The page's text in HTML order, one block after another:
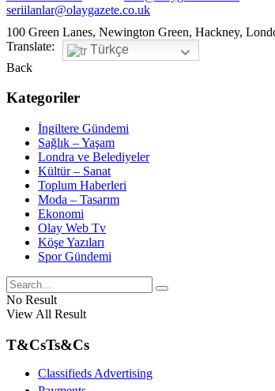
seriilanlar@olaygazete.co.uk
100 Green Lanes, Newington Green, Hackney,
Translate:
Türkçe
Back
Kategoriler
İngiltere Gündemi
Sağlık – Yaşam
Londra ve Belediyeler
Kültür – Sanat
Toplum Haberleri
Moda – Tasarım
Ekonomi
Olay Web Tv
Köşe Yazıları
Spor Gündemi
No Result
View All Result
T&CsTs&Cs
Classifieds Advertising